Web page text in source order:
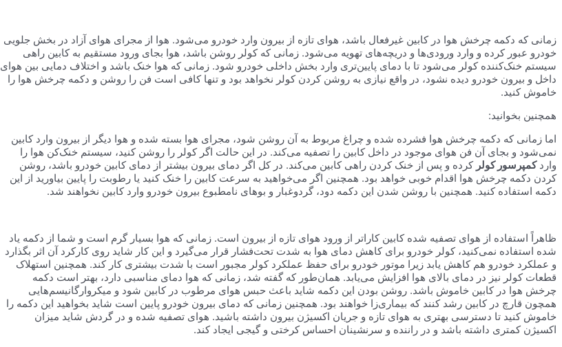
زمانی که دکمه چرخش هوا در کابین غیرفعال باشد، هوای تازه از بیرون وارد خودرو می‌شود. هوا از مجرای هوای آزاد در بخش جلویی
خودرو عبور کرده و وارد ورودی‌ها و دریچه‌های تهویه می‌شود. زمانی که کولر روشن باشد، هوا بجای ورود مستقیم به کابین راهی
سیستم خنک‌کننده کولر می‌شود تا با دمای پایین‌تری وارد بخش داخلی خودرو شود. زمانی که هوا خنک باشد و اختلاف دمایی بین هوای
داخل و بیرون خودرو دیده نشود، در واقع نیازی به روشن کردن کولر نخواهد بود و تنها کافی است فن را روشن و دکمه چرخش هوا را
خاموش کنید.
همچنین بخوانید:
اما زمانی که دکمه چرخش هوا فشرده شده و چراغ مربوط به آن روشن شود، مجرای هوا بسته شده و هوا دیگر از بیرون وارد کابین
نمی‌شود و بجای آن فن هوای موجود در داخل کابین را تصفیه می‌کند. در این حالت اگر کولر را روشن کنید، سیستم خنک‌کن هوا را
واردکمپرسور کولر کرده و پس از خنک کردن راهی کابین می‌کند. در کل اگر دمای بیرون بیشتر از دمای کابین خودرو باشد، روشن
کردن دکمه چرخش هوا اقدام خوبی خواهد بود. همچنین اگر می‌خواهید به سرعت کابین را خنک کنید یا رطوبت را پایین بیاورید از این
دکمه استفاده کنید. همچنین با روشن شدن این دکمه دود، گردوغبار و بوهای نامطبوع بیرون خودرو وارد کابین نخواهند شد.
ظاهراً استفاده از هوای تصفیه شده کابین کاراتر از ورود هوای تازه از بیرون است. زمانی که هوا بسیار گرم است و شما از دکمه یاد
شده استفاده نمی‌کنید، کولر خودرو برای کاهش دمای هوا به شدت تحت‌فشار قرار می‌گیرد و این کار شاید روی کارکرد آن اثر بگذارد
و عملکرد خودرو هم کاهش یابد زیرا موتور خودرو برای حفظ عملکرد کولر مجبور است با شدت بیشتری کار کند. همچنین استهلاک
قطعات کولر نیز در دمای بالای هوا افزایش می‌یابد. همان‌طور که گفته شد، زمانی که هوا دمای مناسبی دارد، بهتر است دکمه
چرخش هوا در کابین خاموش باشد. روشن بودن این دکمه شاید باعث حبس هوای مرطوب در کابین شود و میکروارگانیسم‌هایی
همچون قارچ در کابین رشد کنند که بیماری‌زا خواهند بود. همچنین زمانی که دمای بیرون خودرو پایین است شاید بخواهید این دکمه را
خاموش کنید تا دسترسی بهتری به هوای تازه و جریان اکسیژن بیرون داشته باشید. هوای تصفیه شده و در گردش شاید میزان
اکسیژن کمتری داشته باشد و در راننده و سرنشینان احساس کرختی و گیجی ایجاد کند.